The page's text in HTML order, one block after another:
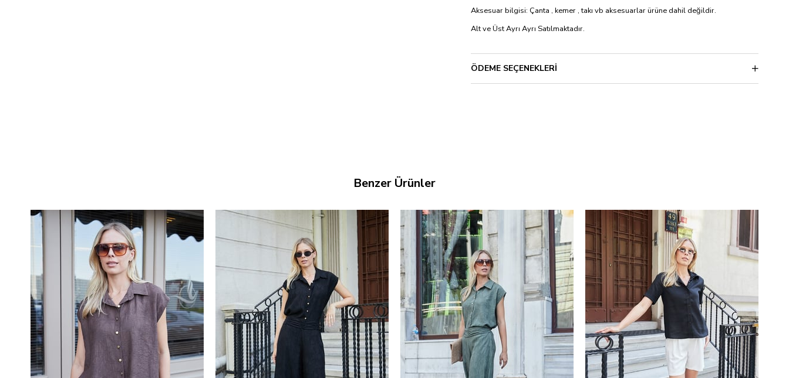
Aksesuar bilgisi: Çanta , kemer , takı vb aksesuarlar ürüne dahil değildir.
Alt ve Üst Ayrı Ayrı Satılmaktadır.
ÖDEME SEÇENEKLERI
Benzer Ürünler